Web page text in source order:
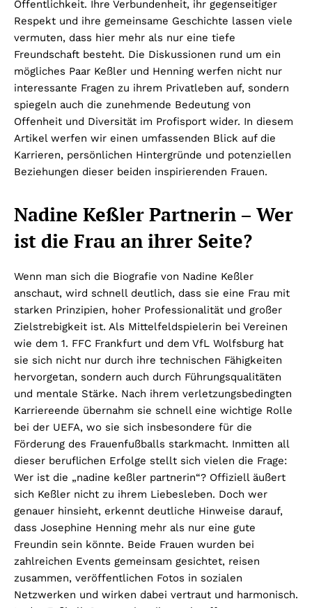
Öffentlichkeit. Ihre Verbundenheit, ihr gegenseitiger
Respekt und ihre gemeinsame Geschichte lassen viele
vermuten, dass hier mehr als nur eine tiefe
Freundschaft besteht. Die Diskussionen rund um ein
mögliches Paar Keßler und Henning werfen nicht nur
interessante Fragen zu ihrem Privatleben auf, sondern
spiegeln auch die zunehmende Bedeutung von
Offenheit und Diversität im Profisport wider. In diesem
Artikel werfen wir einen umfassenden Blick auf die
Karrieren, persönlichen Hintergründe und potenziellen
Beziehungen dieser beiden inspirierenden Frauen.
Nadine Keßler Partnerin – Wer
ist die Frau an ihrer Seite?
Wenn man sich die Biografie von Nadine Keßler
anschaut, wird schnell deutlich, dass sie eine Frau mit
starken Prinzipien, hoher Professionalität und großer
Zielstrebigkeit ist. Als Mittelfeldspielerin bei Vereinen
wie dem 1. FFC Frankfurt und dem VfL Wolfsburg hat
sie sich nicht nur durch ihre technischen Fähigkeiten
hervorgetan, sondern auch durch Führungsqualitäten
und mentale Stärke. Nach ihrem verletzungsbedingten
Karriereende übernahm sie schnell eine wichtige Rolle
bei der UEFA, wo sie sich insbesondere für die
Förderung des Frauenfußballs starkmacht. Inmitten all
dieser beruflichen Erfolge stellt sich vielen die Frage:
Wer ist die „nadine keßler partnerin“? Offiziell äußert
sich Keßler nicht zu ihrem Liebesleben. Doch wer
genauer hinsieht, erkennt deutliche Hinweise darauf,
dass Josephine Henning mehr als nur eine gute
Freundin sein könnte. Beide Frauen wurden bei
zahlreichen Events gemeinsam gesichtet, reisen
zusammen, veröffentlichen Fotos in sozialen
Netzwerken und wirken dabei vertraut und harmonisch.